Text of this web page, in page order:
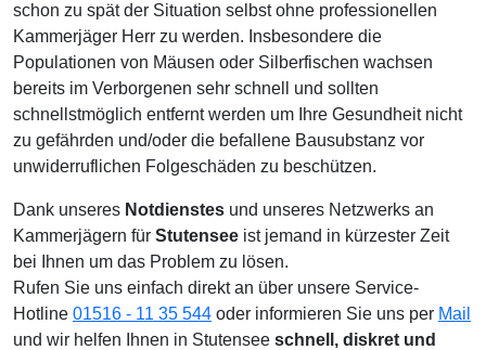
schon zu spät der Situation selbst ohne professionellen
Kammerjäger Herr zu werden. Insbesondere die
Populationen von Mäusen oder Silberfischen wachsen
bereits im Verborgenen sehr schnell und sollten
schnellstmöglich entfernt werden um Ihre Gesundheit nicht
zu gefährden und/oder die befallene Bausubstanz vor
unwiderruflichen Folgeschäden zu beschützen.
Dank unseres Notdienstes und unseres Netzwerks an
Kammerjägern für Stutensee ist jemand in kürzester Zeit
bei Ihnen um das Problem zu lösen.
Rufen Sie uns einfach direkt an über unsere Service-
Hotline 01516 - 11 35 544 oder informieren Sie uns per Mail
und wir helfen Ihnen in Stutensee schnell, diskret und